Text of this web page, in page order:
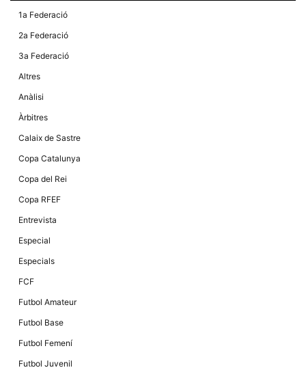
1a Federació
2a Federació
3a Federació
Altres
Anàlisi
Àrbitres
Calaix de Sastre
Copa Catalunya
Copa del Rei
Copa RFEF
Entrevista
Especial
Especials
FCF
Futbol Amateur
Futbol Base
Futbol Femení
Futbol Juvenil